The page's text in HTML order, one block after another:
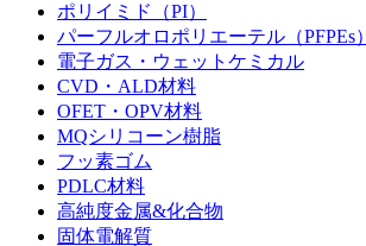
ポリイミド（PI）
パーフルオロポリエーテル（PFPEs）
電子ガス・ウェットケミカル
CVD・ALD材料
OFET・OPV材料
MQシリコーン樹脂
フッ素ゴム
PDLC材料
高純度金属&化合物
固体電解質